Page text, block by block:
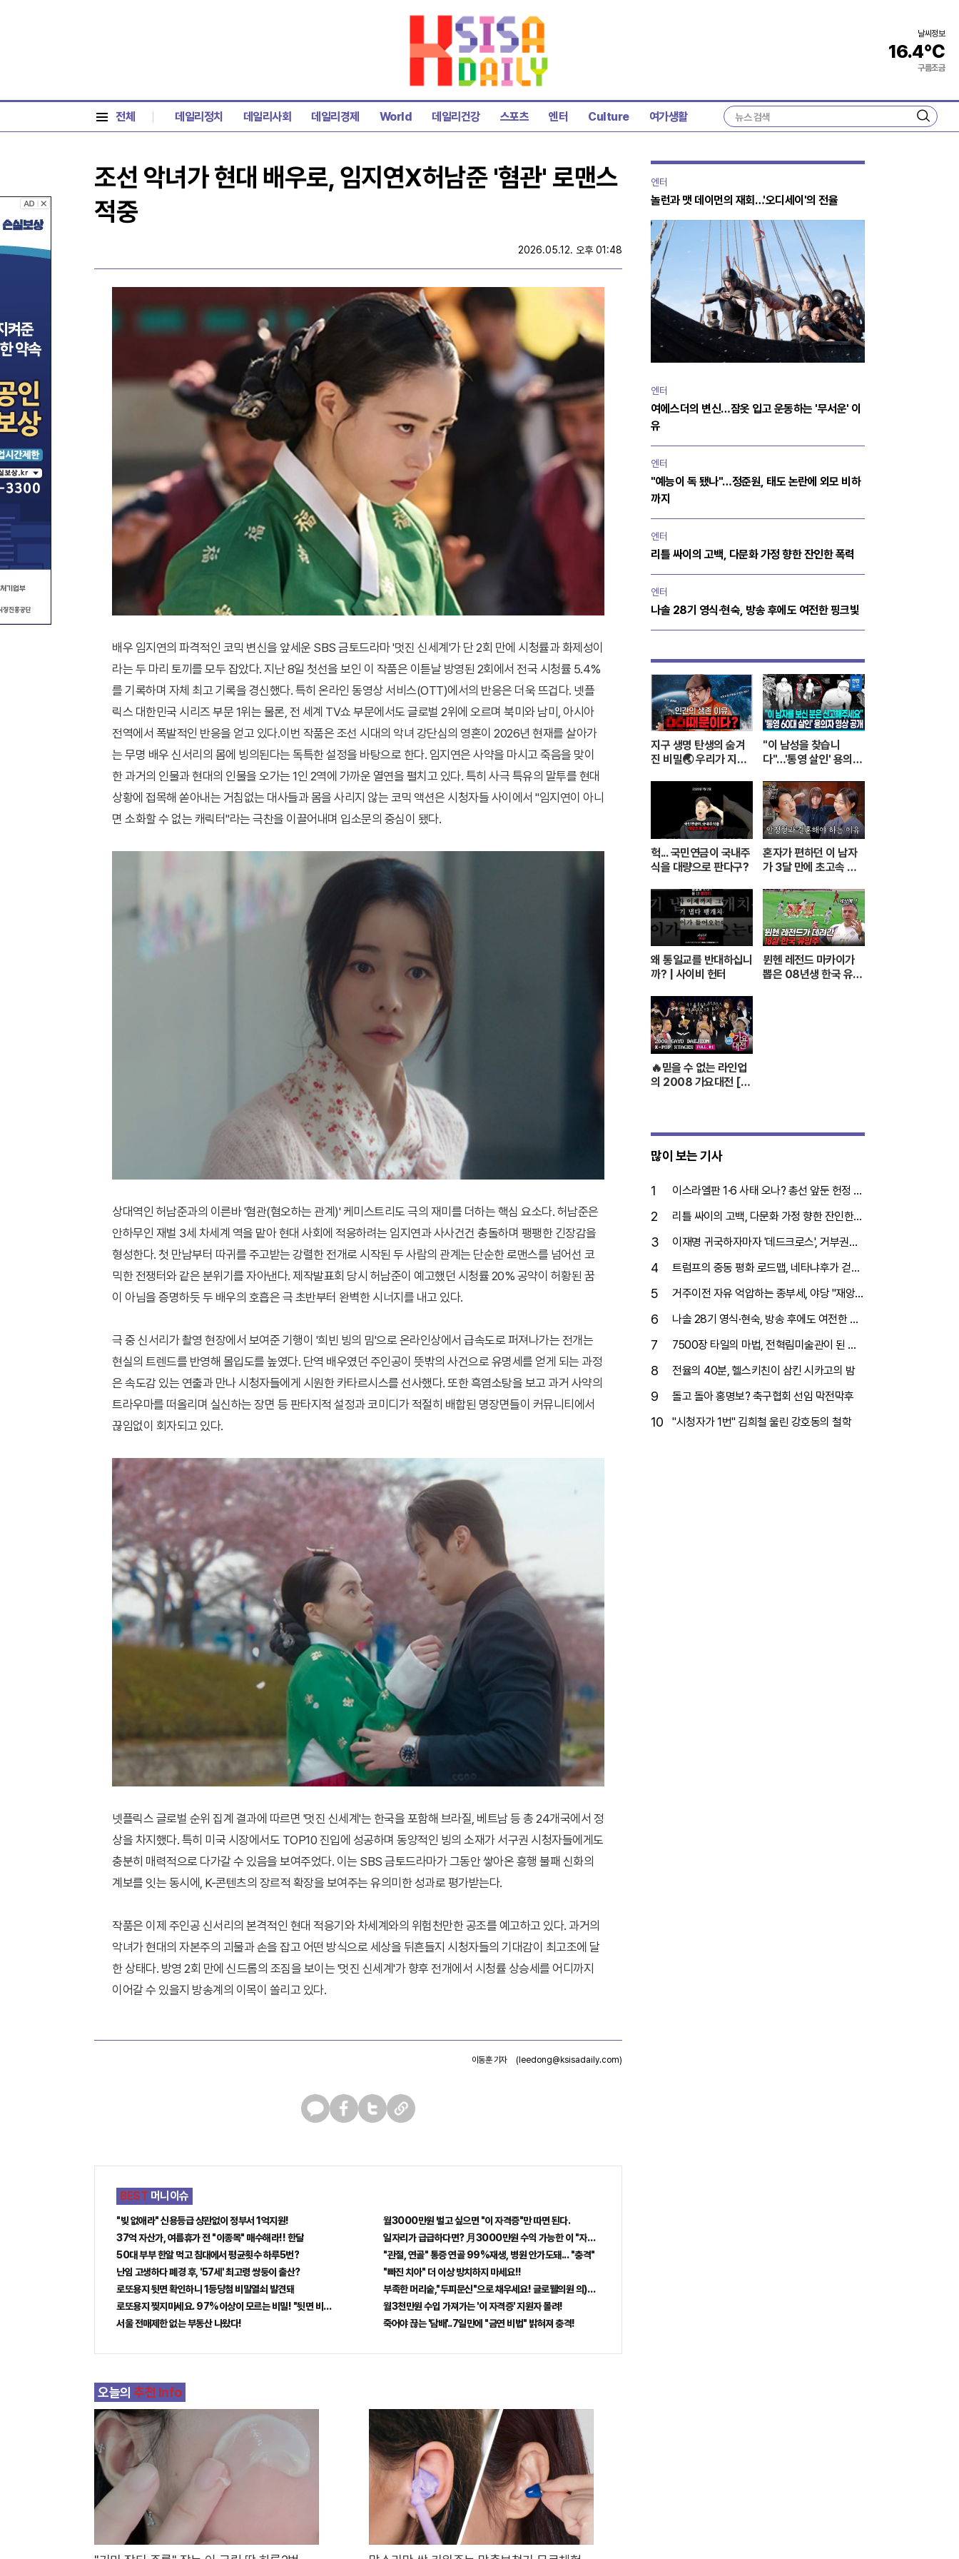
날씨정보
16.4℃
구름조금
검
전체 데일리정치 데일리사회 데일리경제 World 데일리건강 스포츠 엔터 Culture 여가생활
조선 악녀가 현대 배우로, 임지연X허남준 '혐관' 로맨스
적중
2026.05.12. 오후 01:48
배우 임지연의 파격적인 코믹 변신을 앞세운 SBS 금토드라마 '멋진 신세계'가 단 2회 만에 시청률과 화제성이
라는 두 마리 토끼를 모두 잡았다. 지난 8일 첫선을 보인 이 작품은 이튿날 방영된 2회에서 전국 시청률 5.4%
를 기록하며 자체 최고 기록을 경신했다. 특히 온라인 동영상 서비스(OTT)에서의 반응은 더욱 뜨겁다. 넷플
릭스 대한민국 시리즈 부문 1위는 물론, 전 세계 TV쇼 부문에서도 글로벌 2위에 오르며 북미와 남미, 아시아
전역에서 폭발적인 반응을 얻고 있다.이번 작품은 조선 시대의 악녀 강단심의 영혼이 2026년 현재를 살아가
는 무명 배우 신서리의 몸에 빙의된다는 독특한 설정을 바탕으로 한다. 임지연은 사약을 마시고 죽음을 맞이
한 과거의 인물과 현대의 인물을 오가는 1인 2역에 가까운 열연을 펼치고 있다. 특히 사극 특유의 말투를 현대
상황에 접목해 쏟아내는 거침없는 대사들과 몸을 사리지 않는 코믹 액션은 시청자들 사이에서 "임지연이 아니
면 소화할 수 없는 캐릭터"라는 극찬을 이끌어내며 입소문의 중심이 됐다.
상대역인 허남준과의 이른바 '혐관(혐오하는 관계)' 케미스트리도 극의 재미를 더하는 핵심 요소다. 허남준은
안하무인 재벌 3세 차세계 역을 맡아 현대 사회에 적응하려는 임지연과 사사건건 충돌하며 팽팽한 긴장감을
형성한다. 첫 만남부터 따귀를 주고받는 강렬한 전개로 시작된 두 사람의 관계는 단순한 로맨스를 넘어선 코
믹한 전쟁터와 같은 분위기를 자아낸다. 제작발표회 당시 허남준이 예고했던 시청률 20% 공약이 허황된 꿈
이 아님을 증명하듯 두 배우의 호흡은 극 초반부터 완벽한 시너지를 내고 있다.
극 중 신서리가 촬영 현장에서 보여준 기행이 '희빈 빙의 밈'으로 온라인상에서 급속도로 퍼져나가는 전개는
현실의 트렌드를 반영해 몰입도를 높였다. 단역 배우였던 주인공이 뜻밖의 사건으로 유명세를 얻게 되는 과정
은 속도감 있는 연출과 만나 시청자들에게 시원한 카타르시스를 선사했다. 또한 흑염소탕을 보고 과거 사약의
트라우마를 떠올리며 실신하는 장면 등 판타지적 설정과 코미디가 적절히 배합된 명장면들이 커뮤니티에서
끊임없이 회자되고 있다.
넷플릭스 글로벌 순위 집계 결과에 따르면 '멋진 신세계'는 한국을 포함해 브라질, 베트남 등 총 24개국에서 정
상을 차지했다. 특히 미국 시장에서도 TOP10 진입에 성공하며 동양적인 빙의 소재가 서구권 시청자들에게도
충분히 매력적으로 다가갈 수 있음을 보여주었다. 이는 SBS 금토드라마가 그동안 쌓아온 흥행 불패 신화의
계보를 잇는 동시에, K-콘텐츠의 장르적 확장을 보여주는 유의미한 성과로 평가받는다.
작품은 이제 주인공 신서리의 본격적인 현대 적응기와 차세계와의 위험천만한 공조를 예고하고 있다. 과거의
악녀가 현대의 자본주의 괴물과 손을 잡고 어떤 방식으로 세상을 뒤흔들지 시청자들의 기대감이 최고조에 달
한 상태다. 방영 2회 만에 신드롬의 조짐을 보이는 '멋진 신세계'가 향후 전개에서 시청률 상승세를 어디까지
이어갈 수 있을지 방송계의 이목이 쏠리고 있다.
이동훈 기자 (leedong@ksisadaily.com)
BEST 머니이슈
"빚 없애라" 신용등급 상관없이 정부서 1억지원!
37억 자산가, 여름휴가 전 "이종목" 매수해라!! 한달
50대 부부 한알 먹고 침대에서 평균횟수 하루5번?
난임 고생하다 폐경 후, '57세' 최고령 쌍둥이 출산?
로또용지 뒷면 확인하니 1등당첨 비밀열쇠 발견돼
로또용지 찢지마세요. 97%이상이 모르는 비밀! "뒷면 비추면 번호 보인다!?"
서울 전매제한 없는 부동산 나왔다!
월3000만원 벌고 싶으면 "이 자격증"만 따면 된다.
일자리가 급급하다면? 月3000만원 수익 가능한 이 "자격증" 주목받고 있어..
"관절, 연골" 통증 연골 99%재생, 병원 안가도돼... "충격"
"빠진 치아" 더 이상 방치하지 마세요!!
부족한 머리숱,"두피문신"으로 채우세요! 글로웰의원 의)96837
월3천만원 수입 가져가는 '이 자격증' 지원자 몰려!
죽어야 끊는 '담배'..7일만에 "금연 비법" 밝혀져 충격!
오늘의 추천 Info
엔터
놀런과 맷 데이먼의 재회…'오디세이'의 전율
엔터
여에스더의 변신…잠옷 입고 운동하는 '무서운' 이
유
엔터
"예능이 독 됐나"…정준원, 태도 논란에 외모 비하
까지
엔터
리틀 싸이의 고백, 다문화 가정 향한 잔인한 폭력
엔터
나솔 28기 영식·현숙, 방송 후에도 여전한 핑크빛
지구 생명 탄생의 숨겨
진 비밀🌏 우리가 지구
것 때문? ㅣ이정모 관장
님이 알려주는 쉬운 과
학 이야기💡
"이 남성을 찾습니
다"…'통영 살인' 용의자
(Yonhapnews)
헉... 국민연금이 국내주
식을 대량으로 판다구?
혼자가 편하던 이 남자
가 3달 만에 초고속 결
편지가 있다] EP.1 또또
남편 주찬
왜 통일교를 반대하십니
까? | 사이비 헌터
뮌헨 레전드 마카이가
뽑은 08년생 한국 유망
🔥믿을 수 없는 라인업
의 2008 가요대전 [F
많이 보는 기사
1
이스라엘판 1·6 사태 오나? 총선 앞둔 헌정 위
2
리틀 싸이의 고백, 다문화 가정 향한 잔인한
3
이재명 귀국하자마자 '데드크로스', 거부권이
4
트럼프의 중동 평화 로드맵, 네타냐후가 걷어
5
거주이전 자유 억압하는 종부세, 야당 "재앙
6
나솔 28기 영식·현숙, 방송 후에도 여전한 핑
7
7500장 타일의 마법, 전혁림미술관이 된 생
8 전율의 40분, 헬스키친이 삼킨 시카고의 밤
9 돌고 돌아 홍명보? 축구협회 선임 막전막후
10 "시청자가 1번" 김희철 울린 강호동의 철학